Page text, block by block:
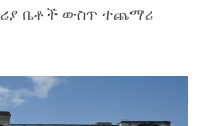
ቤቶች ውስጥ ተጨማሪ